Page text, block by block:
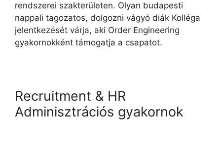
rendszerei szakterületen. Olyan budapesti
nappali tagozatos, dolgozni vágyó diák Kolléga
jelentkezését várja, aki Order Engineering
gyakornokként támogatja a csapatot.
Recruitment & HR
Adminisztrációs gyakornok